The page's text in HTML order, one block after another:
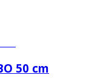
50 cm